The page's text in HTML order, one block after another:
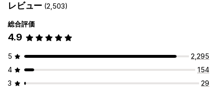
レビュー (2,503)
総合評価
4.9
5
2,295
4
154
3
29